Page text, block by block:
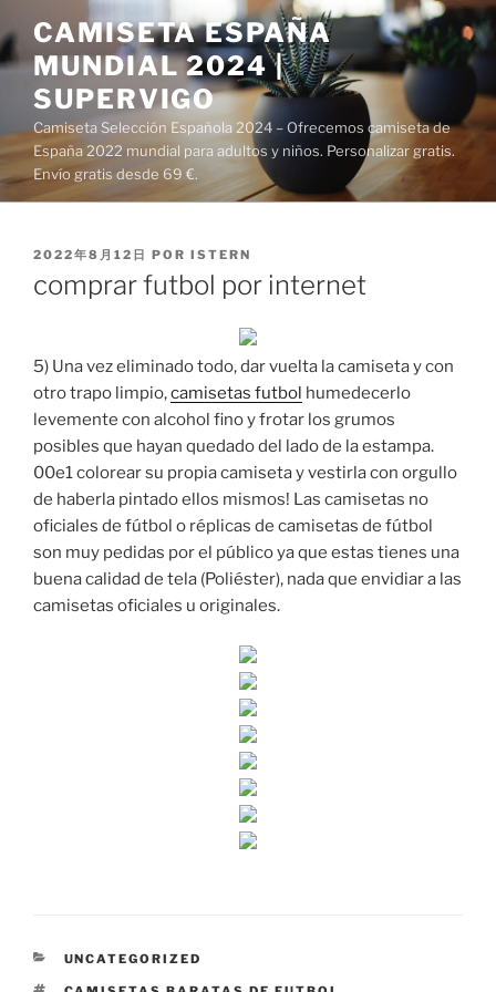
al
contenido
CAMISETA ESPAÑA
MUNDIAL 2024 |
SUPERVIGO
Camiseta Selección Española 2024 – Ofrecemos camiseta de
España 2022 mundial para adultos y niños. Personalizar gratis.
Envío gratis desde 69 €.
PUBLICADO
2022年8月12日 POR ISTERN
comprar futbol por internet
5) Una vez eliminado todo, dar vuelta la camiseta y con
otro trapo limpio,camisetas futbol humedecerlo
levemente con alcohol fino y frotar los grumos
posibles que hayan quedado del lado de la estampa.
00e1 colorear su propia camiseta y vestirla con orgullo
de haberla pintado ellos mismos! Las camisetas no
oficiales de fútbol o réplicas de camisetas de fútbol
son muy pedidas por el público ya que estas tienes una
buena calidad de tela (Poliéster), nada que envidiar a las
camisetas oficiales u originales.
CATEGORÍAS
UNCATEGORIZED